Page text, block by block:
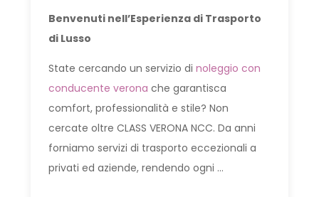
Benvenuti nell’Esperienza di Trasporto
di Lusso
State cercando un servizio di noleggio con
conducente verona che garantisca
comfort, professionalità e stile? Non
cercate oltre CLASS VERONA NCC. Da anni
forniamo servizi di trasporto eccezionali a
privati ed aziende, rendendo ogni …